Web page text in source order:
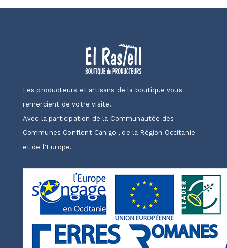
Les producteurs et artisans de la boutique vous
remercient de votre visite.
Avec la participation de la Communautée des
Communes Conflent Canigo , de la Région Occitanie
et de l'Europe.